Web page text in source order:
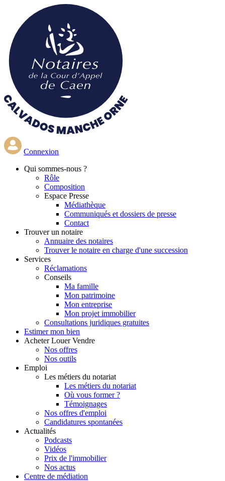
contenu
principal
Connexion
Qui sommes-nous ?
Rôle
Composition
Espace Presse
Médiathèque
Communiqués et dossiers de presse
Contact
Trouver un notaire
Annuaire des notaires
Trouver le notaire en charge d'une succession
Services
Réclamations
Conseils
Ma famille
Mon patrimoine
Mon entreprise
Mon projet immobilier
Consultations juridiques gratuites
Estimer mon bien
Acheter Louer Vendre
Nos offres
Nos outils
Emploi
Les métiers du notariat
Les métiers du notariat
Où vous former ?
Témoignages
Nos offres d'emploi
Candidatures spontanées
Actualités
Podcasts
Vidéos
Prix de l'immobilier
Nos actus
Centre de médiation